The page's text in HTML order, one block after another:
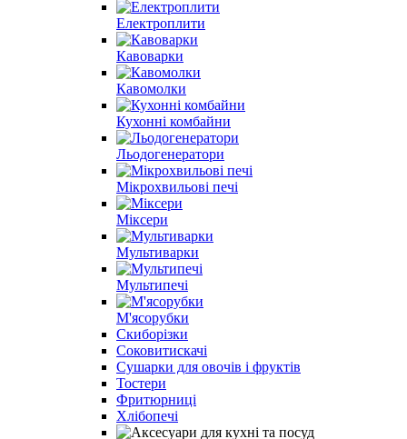
Електроплити
Кавоварки
Кавомолки
Кухонні комбайни
Льодогенератори
Мікрохвильові печі
Міксери
Мультиварки
Мультипечі
М'ясорубки
Скиборізки
Соковитискачі
Сушарки для овочів і фруктів
Тостери
Фритюрниці
Хлібопечі